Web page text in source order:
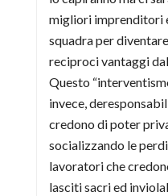
migliori imprenditori
squadra per
reciproci vantaggi
Questo
invece,
credono di poter
socializzando le
lavoratori che
lasciti sacri ed